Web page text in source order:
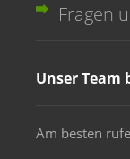
Fragen
Unser Team
Am besten